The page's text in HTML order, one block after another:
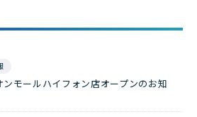
ンモールハイフォン店オープンのお知